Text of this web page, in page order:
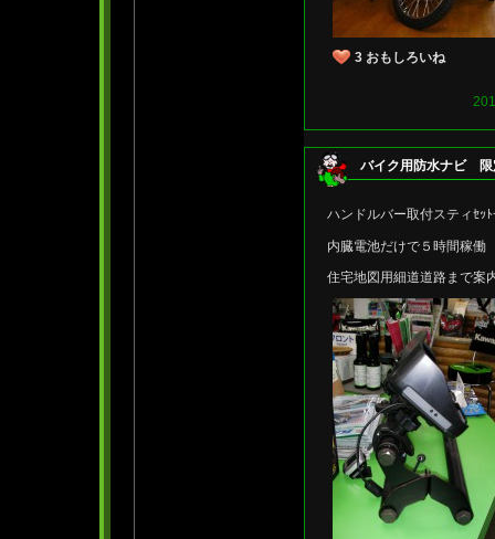
3 おもしろいね
バイク用防水ナビ 限
ハンドルバー取付スティｾ
内臓電池だけで５時間稼
住宅地図用細道道路まで案